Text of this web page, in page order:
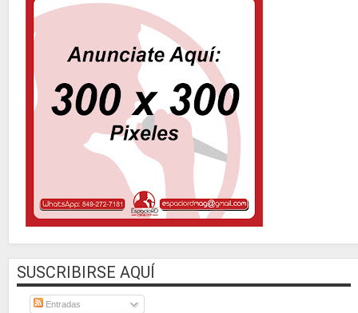
SUSCRIBIRSE AQUÍ
Entradas